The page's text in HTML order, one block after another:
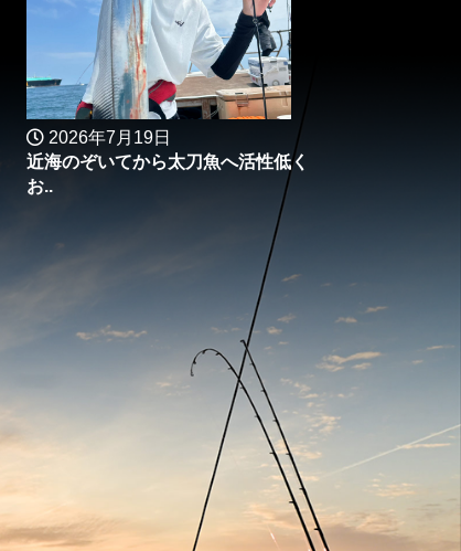
2026年7月19日
近海のぞいてから太刀魚へ活性低く
お..